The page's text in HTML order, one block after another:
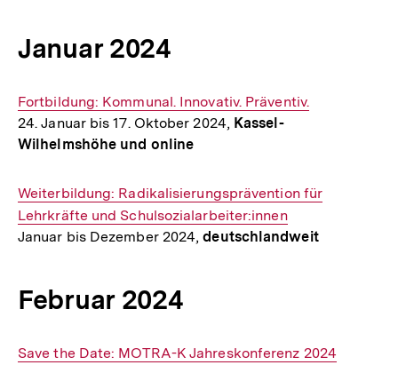
Januar 2024
Interner
Link:
Fortbildung: Kommunal. Innovativ. Präventiv.
24. Januar bis 17. Oktober 2024, Kassel-
Wilhelmshöhe und online
Interner
Link:
Weiterbildung: Radikalisierungsprävention für
Lehrkräfte und Schulsozialarbeiter:innen
Januar bis Dezember 2024,deutschlandweit
Februar 2024
Interner
Save the Date: MOTRA-K Jahreskonferenz 2024